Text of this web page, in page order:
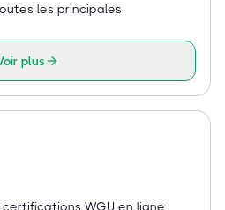
les principales
plus
WGU en ligne